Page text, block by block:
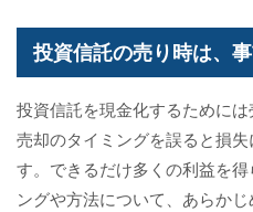
投資信託の売り時は、
投資信託を現金化するためには
売却のタイミングを誤ると損
す。できるだけ多くの利益を
ングや方法について、あらか